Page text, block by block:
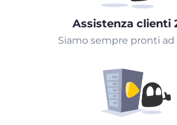
Assistenza clienti
Siamo sempre pronti ad